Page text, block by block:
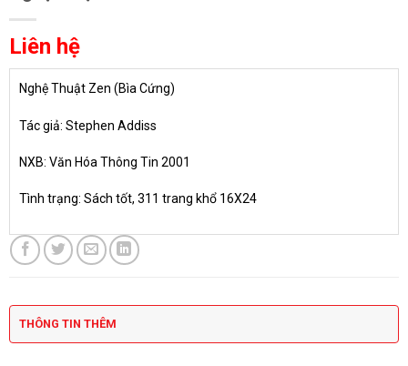
Liên hệ
Nghệ Thuật Zen (Bìa Cứng)
Tác giả: Stephen Addiss
NXB: Văn Hóa Thông Tin 2001
Tình trạng: Sách tốt, 311 trang khổ 16X24
THÔNG TIN THÊM